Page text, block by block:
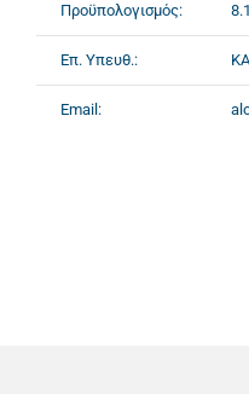
Προϋπολογισμός:
Επ. Υπευθ.:
Email: